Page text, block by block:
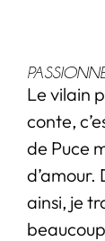
Le vilain
conte,
de Puce
d’amour.
ainsi, je